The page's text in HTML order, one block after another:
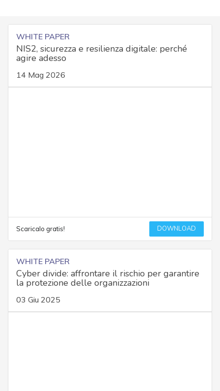
WHITE PAPER
NIS2, sicurezza e resilienza digitale: perché
agire adesso
14 Mag 2026
Scaricalo gratis! DOWNLOAD
WHITE PAPER
Cyber divide: affrontare il rischio per garantire
la protezione delle organizzazioni
03 Giu 2025